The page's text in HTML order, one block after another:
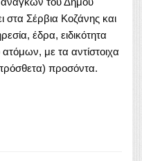
στα Σέρβια Κοζάνης και
έδρα, ειδικότητα
με τα αντίστοιχα
προσόντα.